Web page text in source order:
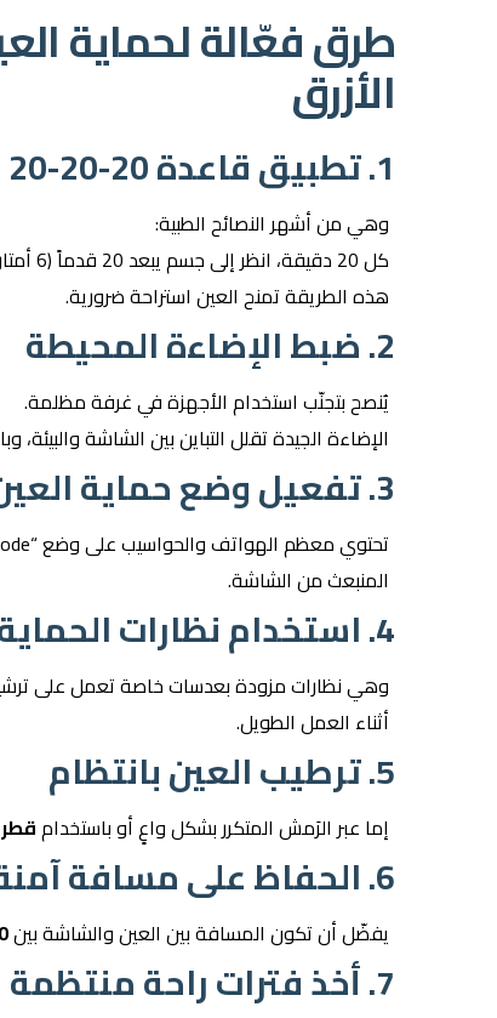
طرق فعّالة لحماية
الأزرق
1. تطبيق قاعدة 20-20-20
وهي من أشهر النصائح الطبية:
كل 20 دقيقة، انظر إلى جسم يبعد 20 قدماً (6 أمتار) لمدة 20 ثانية.
هذه الطريقة تمنح العين استراحة ضرورية.
2. ضبط الإضاءة المحيطة
يُنصح بتجنّب استخدام الأجهزة في غرفة مظلمة.
الإضاءة الجيدة تقلل التباين بين الشاشة
3. تفعيل وضع حماية العين من الضوء الأزرق
المنبعث من الشاشة.
4. استخدام نظارات الحماية من الضوء الأزرق
وهي نظارات مزودة بعدسات خاصة تعمل على
أثناء العمل الطويل.
5. ترطيب العين بانتظام
إما عبر الرَمش المتكرر بشكل واعٍ أو باستخدام
6. الحفاظ على مسافة آمنة من الشاشة
يفضّل أن تكون المسافة بين العين والشاشة بين
7. أخذ فترات راحة منتظمة